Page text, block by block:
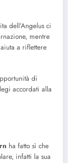
dell’Angelus ci
mentre
a riflettere
di
accordati alla
ha fatto sì che
infatti la sua